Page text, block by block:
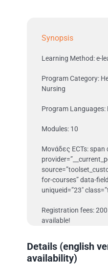
Synopsis
Learning Method: e-
Program Category:
Nursing
Program Languages:
Modules: 10
Μονάδες ECTs: span
for-courses” data-
uniqueid=”23″
Registration fees:
available!
Details (english
availability)